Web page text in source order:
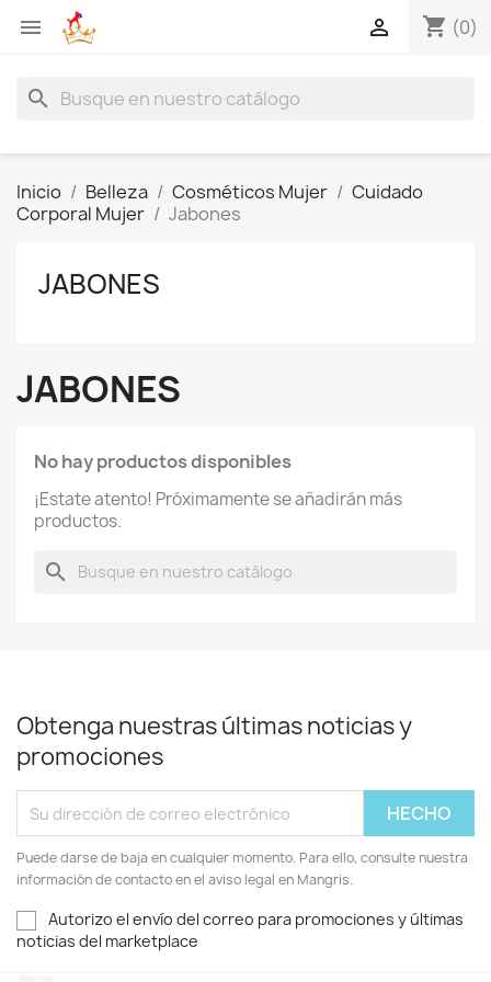
 shopping_cart (0)

search
Inicio Belleza Cosméticos Mujer
Cuidado
Corporal Mujer
Jabones
JABONES
JABONES
No hay productos disponibles
¡Estate atento! Próximamente se añadirán más
productos.
search
Obtenga nuestras últimas noticias y
promociones
Puede darse de baja en cualquier momento. Para ello, consulte nuestra
información de contacto en el aviso legal en Mangris.
Autorizo el envío del correo para promociones y últimas
noticias del marketplace